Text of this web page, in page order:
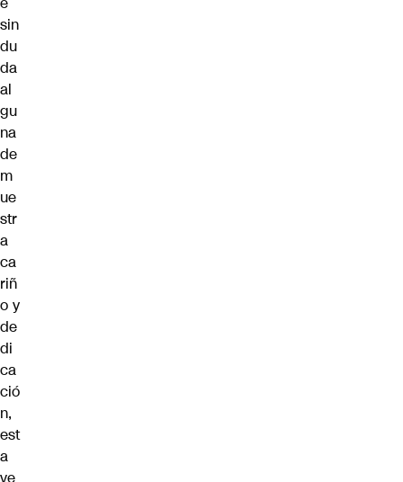
sin
du
da
al
gu
na
de
m
ue
str
a
ca
riñ
o y
de
di
ca
ció
n,
est
a
ve